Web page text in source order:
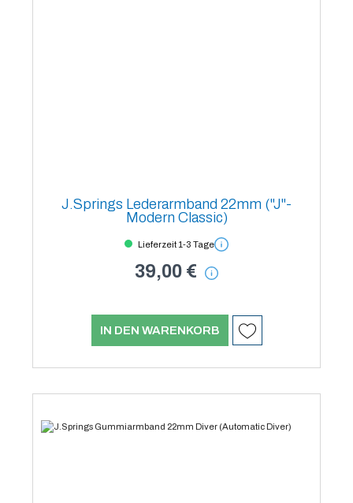
J.Springs Lederarmband 22mm ("J"-
Modern Classic)
Lieferzeit 1-3 Tage
39,00 €
IN DEN WARENKORB